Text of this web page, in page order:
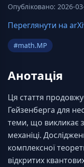
Опубліковано: 2026-
Переглянути на
#math.MP
Анотація
Ця стаття
Гейзенберга для
теми, що викликає
механіці.
комплексної
відкритих